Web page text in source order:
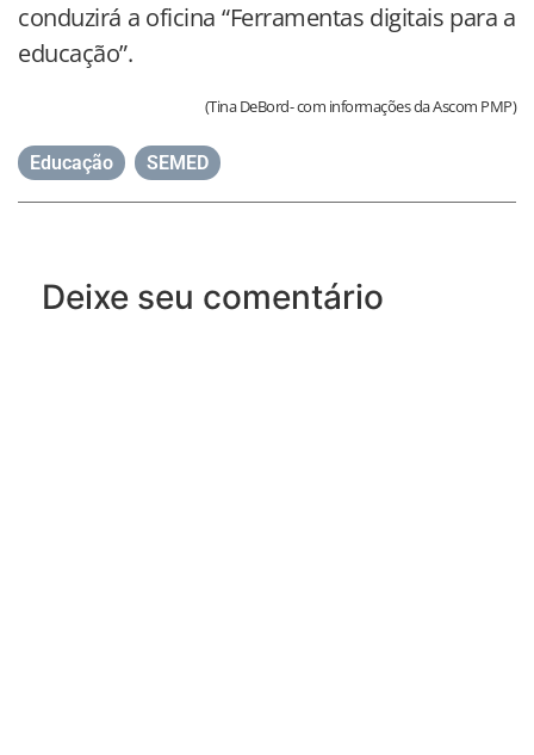
conduzirá a oficina “Ferramentas digitais para a
educação”.
(Tina DeBord- com informações da Ascom PMP)
Educação SEMED
Deixe seu comentário